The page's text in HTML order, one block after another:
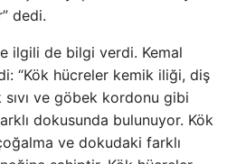
dedi.
ilgili de bilgi verdi. Kemal
“Kök hücreler kemik iliği, diş
ve göbek kordonu gibi
dokusunda bulunuyor. Kök
ve dokudaki farklı